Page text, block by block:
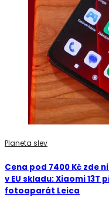
Planeta slev
Cena pod 7400 Kč zde
v EU skladu: Xiaomi 13T
fotoaparát Leica